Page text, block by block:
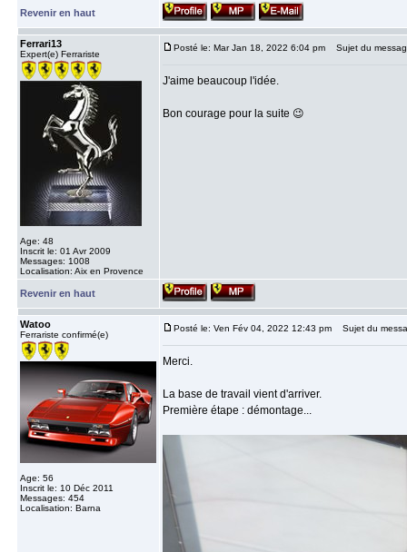
Revenir en haut
Ferrari13
Expert(e) Ferrariste
Age: 48
Inscrit le: 01 Avr 2009
Messages: 1008
Localisation: Aix en Provence
Posté le: Mar Jan 18, 2022 6:04 pm Sujet du
J'aime beaucoup l'idée.
Bon courage pour la suite 😉
Revenir en haut
Watoo
Ferrariste confirmé(e)
Age: 56
Inscrit le: 10 Déc 2011
Messages: 454
Localisation: Barna
Posté le: Ven Fév 04, 2022 12:43 pm Sujet du
Merci.
La base de travail vient d'arriver.
Première étape : démontage...